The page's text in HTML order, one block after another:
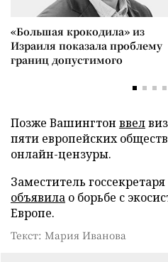
«Большая крокодила» из
Израиля показала проблему
границ допустимого
Позже Вашингтон ввел
пяти европейских
онлайн-цензуры.
Заместитель
объявила о борьбе с
Европе.
Текст: Мария Иванова